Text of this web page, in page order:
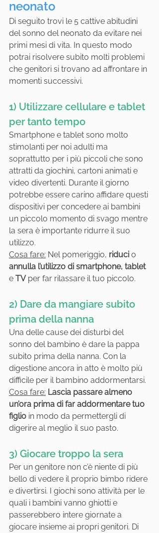
neonato
Di seguito trovi le 5 cattive abitudini
del sonno del neonato da evitare nei
primi mesi di vita. In questo modo
potrai risolvere subito molti problemi
che genitori si trovano ad affrontare in
momenti successivi.
1) Utilizzare cellulare e tablet
per tanto tempo
Smartphone e tablet sono molto
stimolanti per noi adulti ma
soprattutto per i più piccoli che sono
attratti da giochini, cartoni animati e
video divertenti. Durante il giorno
potrebbe essere carino affidare questi
dispositivi per concedere ai bambini
un piccolo momento di svago mentre
la sera è importante ridurre il suo
utilizzo.
Cosa fare: Nel pomeriggio, riduci o
annulla l’utilizzo di smartphone, tablet
e TV per far rilassare il tuo piccolo.
2) Dare da mangiare subito
prima della nanna
Una delle cause dei disturbi del
sonno del bambino è dare la pappa
subito prima della nanna. Con la
digestione ancora in atto è molto più
difficile per il bambino addormentarsi.
Cosa fare: Lascia passare almeno
un’ora prima di far addormentare tuo
figlio in modo da permettergli di
digerire al meglio il suo pasto.
3) Giocare troppo la sera
Per un genitore non c’è niente di più
bello di vedere il proprio bimbo ridere
e divertirsi. I giochi sono attività per le
quali i bambini vanno ghiotti e
passerebbero intere giornate a
giocare insieme ai propri genitori. Di